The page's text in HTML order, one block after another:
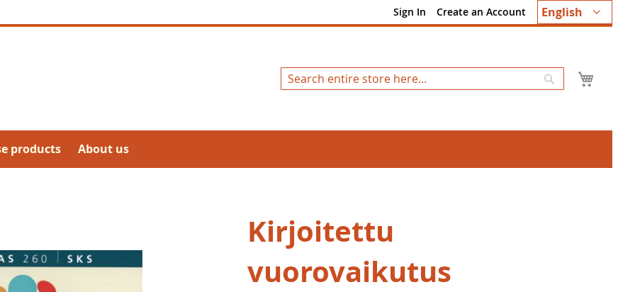
Language
English
Sign In Create an Account
Search
products About us
Kirjoitettu
vuorovaikutus